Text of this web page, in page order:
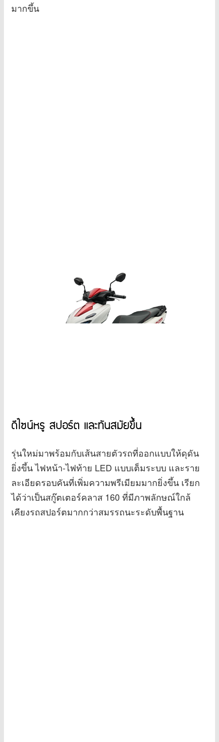
มากขึ้น
ดีไซน์หรู สปอร์ต และทันสมัยขึ้น
รุ่นใหม่มาพร้อมกับเส้นสายตัวรถที่ออกแบบให้ดุดัน
ยิ่งขึ้น ไฟหน้า-ไฟท้าย LED แบบเต็มระบบ และราย
ละเอียดรอบคันที่เพิ่มความพรีเมียมมากยิ่งขึ้น เรียก
ได้ว่าเป็นสกู๊ตเตอร์คลาส 160 ที่มีภาพลักษณ์ใกล้
เคียงรถสปอร์ตมากกว่าสมรรถนะระดับพื้นฐาน